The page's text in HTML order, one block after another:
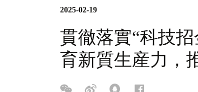
2025-02-19
貫徹落實“科技
育新質生産力，